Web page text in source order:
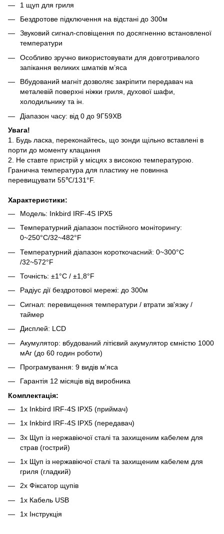
1 щуп для гриля
Бездротове підключення на відстані до 300м
Звуковий сигнал-сповіщення по досягненню встановленої
температури
Особливо зручно використовувати для довготривалого
запікання великих шматків м’яса
Вбудований магніт дозволяє закріпити передавач на
металевій поверхні ніжки гриля, духової шафи,
холодильнику та ін.
Діапазон часу: від 0 до 9Г59ХВ
Увага!
1. Будь ласка, переконайтесь, що зонди щільно вставлені в
порти до моменту клацання
2. Не ставте пристрій у місцях з високою температурою.
Гранична температура для пластику не повинна
перевищувати 55℃/131°F.
Характеристики:
Модель: Inkbird IRF-4S IPX5
Температурний діапазон постійного моніторингу:
0~250°C/32~482°F
Температурний діапазон короткочасний: 0~300°C
/32~572°F
Точність: ±1°C / ±1,8°F
Радіус дії бездротової мережі: до 300м
Сигнал: перевищення температури / втрати зв'язку /
таймер
Дисплей: LCD
Акумулятор: вбудований літієвий акумулятор ємністю 1000
мАг (до 60 годин роботи)
Програмування: 9 видів м'яса
Гарантія 12 місяців від виробника
Комплектація:
1х Inkbird IRF-4S IPX5 (приймач)
1х Inkbird IRF-4S IPX5 (передавач)
3х Щуп із нержавіючої сталі та захищеним кабелем для
страв (гострий)
1х Щуп із нержавіючої сталі та захищеним кабелем для
гриля (гладкий)
2х Фіксатор щупів
1х Кабель USB
1х Інструкція